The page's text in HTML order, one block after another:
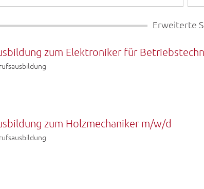
Erweiterte
zum Elektroniker für
zum Holzmechaniker m/w/d